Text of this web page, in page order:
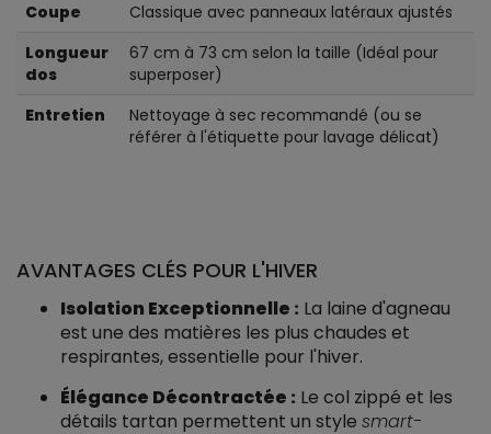
Coupe
Classique avec panneaux latéraux ajustés
Longueur
dos
67 cm à 73 cm selon la taille (Idéal pour
superposer)
Entretien
Nettoyage à sec recommandé (ou se
référer à l'étiquette pour lavage délicat)
AVANTAGES CLÉS POUR L'HIVER
Isolation Exceptionnelle : La laine d'agneau
est une des matières les plus chaudes et
respirantes, essentielle pour l'hiver.
Élégance Décontractée : Le col zippé et les
détails tartan permettent un style smart-